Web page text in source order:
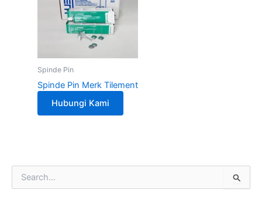
Spinde Pin
Spinde Pin Merk Tilement
Hubungi Kami
e